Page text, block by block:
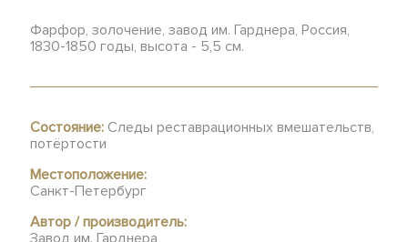
Фарфор, золочение, завод им. Гарднера, Россия,
1830-1850 годы, высота - 5,5 см.
Состояние: Следы реставрационных вмешательств,
потёртости
Местоположение:
Санкт-Петербург
Автор / производитель:
Завод им. Гарднера